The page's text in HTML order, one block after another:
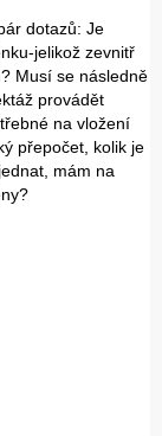
dotazů: Je
jelikož zevnitř
Musí se následně
provádět
na vložení
přepočet, kolik je
mám na